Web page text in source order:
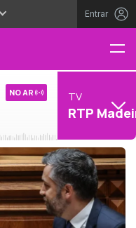
Entrar
NO AR TV
RTP